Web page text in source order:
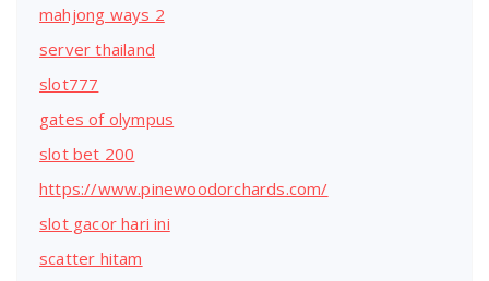
mahjong ways 2
server thailand
slot777
gates of olympus
slot bet 200
https://www.pinewoodorchards.com/
slot gacor hari ini
scatter hitam